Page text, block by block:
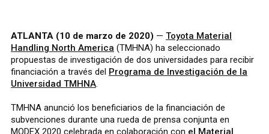
ATLANTA (10 de marzo de 2020) — Toyota Material
Handling North America (TMHNA) ha seleccionado
propuestas de investigación de dos universidades para recibir
financiación a través del Programa de Investigación de la
Universidad TMHNA.
TMHNA anunció los beneficiarios de la financiación de
subvenciones durante una rueda de prensa conjunta en
MODEX 2020 celebrada en colaboración con el Material